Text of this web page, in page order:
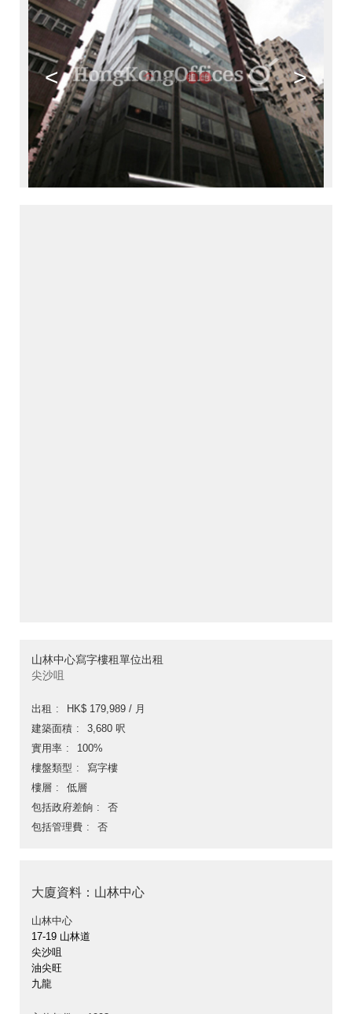
< >
山林中心寫字樓租單位出租
尖沙咀
出租
HK$ 179,989 / 月
建築面積
3,680 呎
實用率
100%
樓盤類型
寫字樓
樓層
低層
包括政府差餉
否
包括管理費
否
大廈資料：山林中心
山林中心
17-19 山林道
尖沙咀
油尖旺
九龍